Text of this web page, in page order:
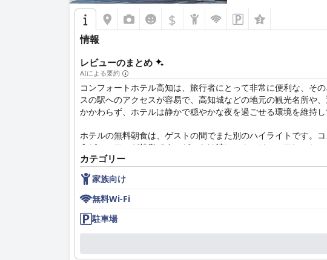
$
情報
レビューのまとめ
AIによる要約
コンフォートホテル高知は、旅行者にとって非常に便利な、そ
スの駅へのアクセスが容易で、高知城などの地元の観光名所や
かかわらず、ホテルは静かで穏やかな夜を過ごせる環境を維持
ホテルの無料朝食は、ゲストの間でまた別のハイライトです。
食ビュッフェが特徴です。ゲストは特にスムージー、フレッシ
が、全体的な品質と朝食体験は頻繁に称賛されています。
コンフォートホテル高知の客室は、一般的に清潔で広々とし
ています。一部の客室は、複数名での宿泊や大きな荷物がある
す。
ホテルは、手入れの行き届いた客室と共用エリアを備えた、非
カテゴリー
家族向け
無料Wi-Fi
駐車場